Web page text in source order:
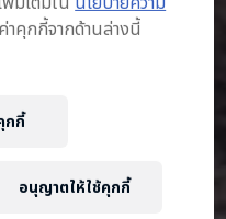
าคุกกี้จากด้านล่างนี้
กกี้
อนุญาตให้ใช้คุกกี้